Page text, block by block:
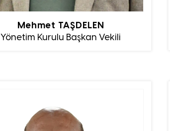
Mehmet TAŞDELEN
Yönetim Kurulu Başkan Vekili